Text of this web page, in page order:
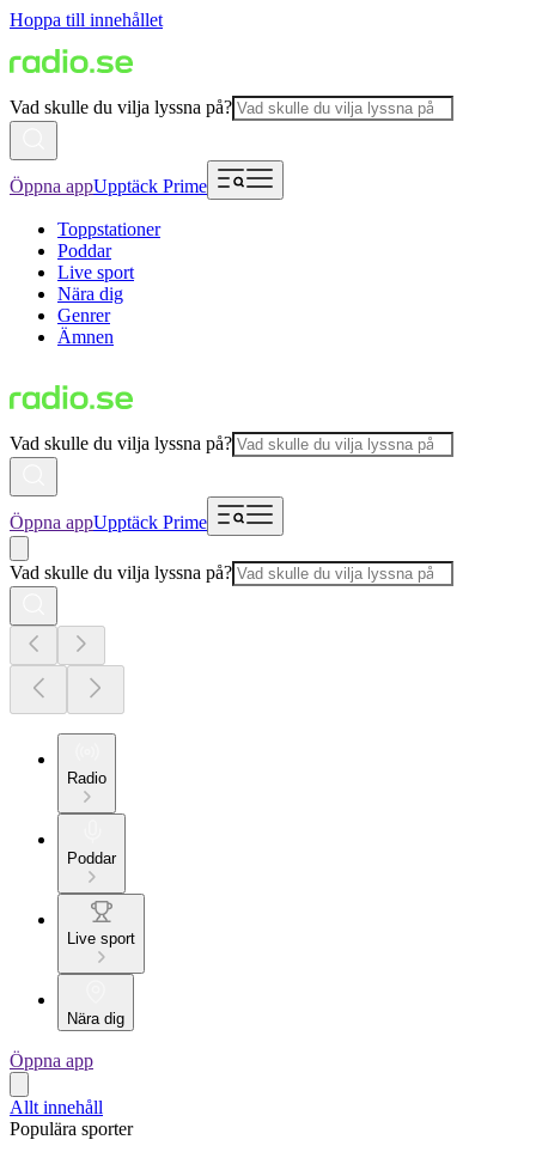
Hoppa till innehållet
Vad skulle du vilja lyssna på?
Öppna appUpptäck Prime
Toppstationer
Poddar
Live sport
Nära dig
Genrer
Ämnen
Vad skulle du vilja lyssna på?
Öppna appUpptäck Prime
Vad skulle du vilja lyssna på?
Radio
Poddar
Live sport
Nära dig
Öppna app
Allt innehåll
Populära sporter